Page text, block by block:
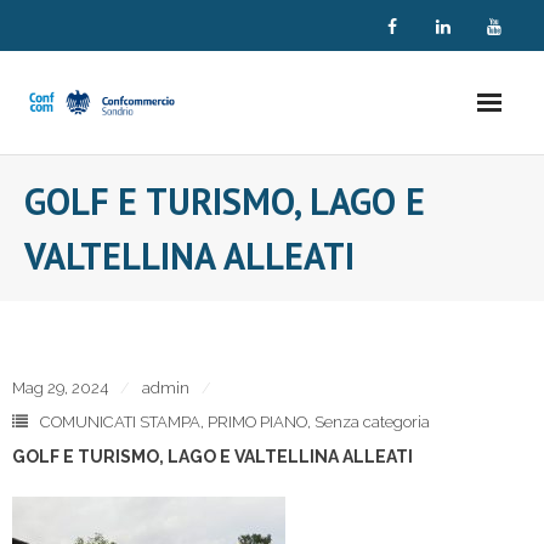
GOLF E TURISMO, LAGO E
VALTELLINA ALLEATI
Mag 29, 2024
admin
COMUNICATI STAMPA, PRIMO PIANO, Senza categoria
GOLF E TURISMO, LAGO E VALTELLINA ALLEATI